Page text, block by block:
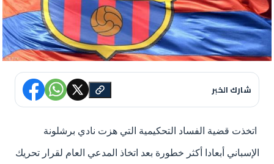
شارك الخبر
اتخذت قضية الفساد التحكيمية التي هزت نادي برشلونة
الإسباني أبعادا أكثر خطورة بعد اتخاذ المدعي العام لقرار تحريك